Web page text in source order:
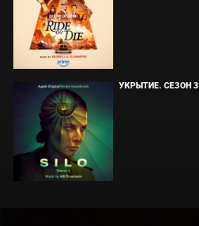
УКРЫТИЕ. СЕЗОН 3